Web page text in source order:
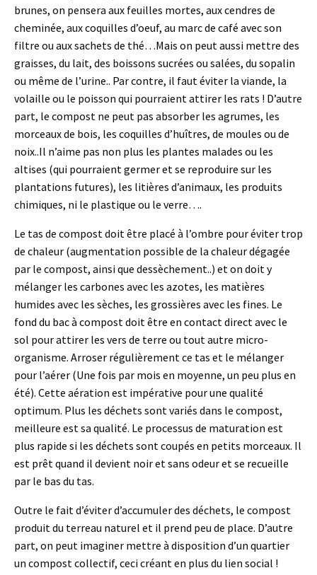
brunes, on pensera aux feuilles mortes, aux cendres de
cheminée, aux coquilles d’oeuf, au marc de café avec son
filtre ou aux sachets de thé…Mais on peut aussi mettre des
graisses, du lait, des boissons sucrées ou salées, du sopalin
ou même de l’urine.. Par contre, il faut éviter la viande, la
volaille ou le poisson qui pourraient attirer les rats ! D’autre
part, le compost ne peut pas absorber les agrumes, les
morceaux de bois, les coquilles d’huîtres, de moules ou de
noix..Il n’aime pas non plus les plantes malades ou les
altises (qui pourraient germer et se reproduire sur les
plantations futures), les litières d’animaux, les produits
chimiques, ni le plastique ou le verre….
Le tas de compost doit être placé à l’ombre pour éviter trop
de chaleur (augmentation possible de la chaleur dégagée
par le compost, ainsi que dessèchement..) et on doit y
mélanger les carbones avec les azotes, les matières
humides avec les sèches, les grossières avec les fines. Le
fond du bac à compost doit être en contact direct avec le
sol pour attirer les vers de terre ou tout autre micro-
organisme. Arroser régulièrement ce tas et le mélanger
pour l’aérer (Une fois par mois en moyenne, un peu plus en
été). Cette aération est impérative pour une qualité
optimum. Plus les déchets sont variés dans le compost,
meilleure est sa qualité. Le processus de maturation est
plus rapide si les déchets sont coupés en petits morceaux. Il
est prêt quand il devient noir et sans odeur et se recueille
par le bas du tas.
Outre le fait d’éviter d’accumuler des déchets, le compost
produit du terreau naturel et il prend peu de place. D’autre
part, on peut imaginer mettre à disposition d’un quartier
un compost collectif, ceci créant en plus du lien social !